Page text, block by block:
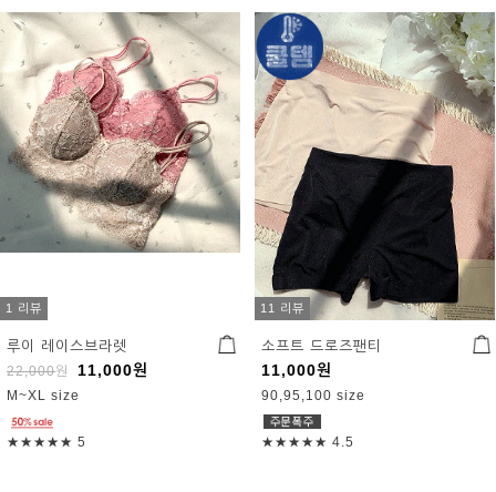
1 리뷰
루이 레이스브라렛
22,000원 11,000원
M~XL size
★★★★★ 5
11 리뷰
소프트 드로즈팬티
11,000원
90,95,100 size
★★★★★ 4.5